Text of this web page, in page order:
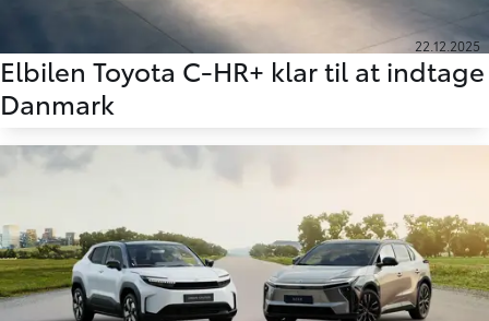
22.12.2025
Elbilen Toyota C-HR+ klar til at indtage
Danmark